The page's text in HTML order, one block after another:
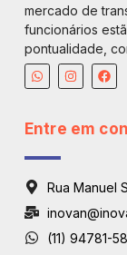
mercado de
funcionários
pontualidade,
Entre em
Rua Manuel
(11) 94781-